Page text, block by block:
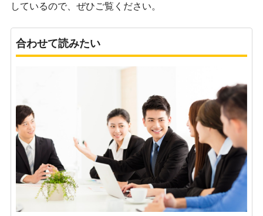
しているので、ぜひご覧ください。
合わせて読みたい